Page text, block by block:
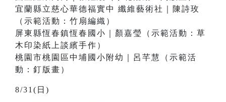
宜蘭縣立慈心華德福實中 纖維藝術社｜陳詩玫
（示範活動：竹扇編織）
屏東縣恆春鎮恆春國小｜顏嘉瑩（示範活動：草
木印染紙上談繽手作）
桃園市桃園區中埔國小附幼｜呂芊慧（示範活
動：釘版畫）
8/31(日)